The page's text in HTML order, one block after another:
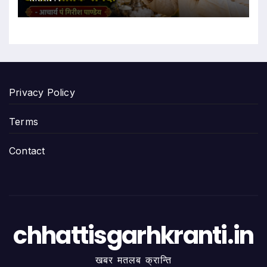
Privacy Policy
Terms
Contact
chhattisgarhkranti.in
खबर मतलब क्रान्ति